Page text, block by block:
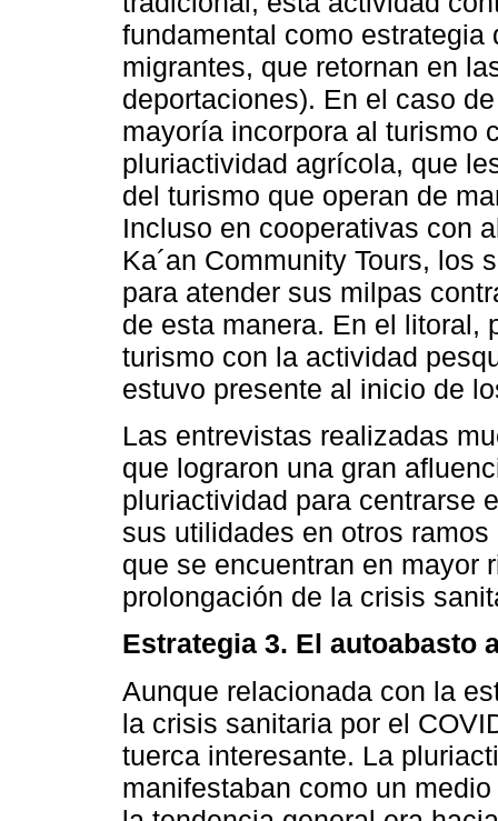
fundamental como
migrantes, que retornan en
deportaciones). En el caso
mayoría incorpora al turismo
pluriactividad agrícola, que
del turismo que operan de
Incluso en cooperativas con
Ka´an Community Tours, los
para atender sus milpas
de esta manera. En el litoral,
turismo con la actividad
estuvo presente al inicio de
Las entrevistas realizadas
que lograron una gran
pluriactividad para centrarse
sus utilidades en otros
que se encuentran en mayor
prolongación de la crisis
Estrategia 3. El autoabasto
Aunque relacionada con la
la crisis sanitaria por el
tuerca interesante. La
manifestaban como un